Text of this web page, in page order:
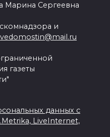
Марина Сергеевна
и
vedomostin@mail.ru
газеты
данных с
LiveInternet,